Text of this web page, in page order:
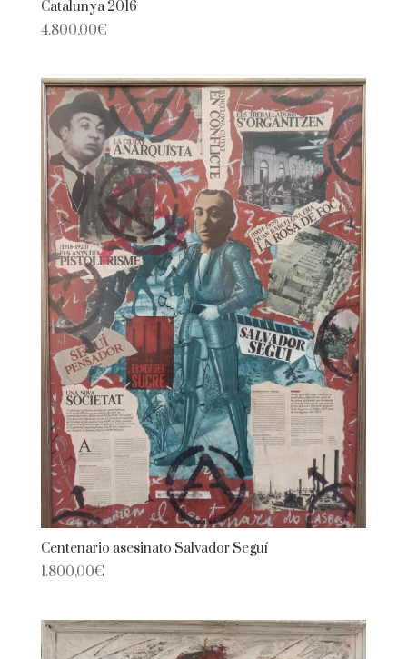
Catalunya 2016
4.800,00€
Centenario asesinato Salvador Seguí
1.800,00€